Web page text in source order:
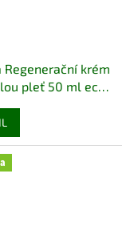
Regenerační krém
pleť 50 ml eco